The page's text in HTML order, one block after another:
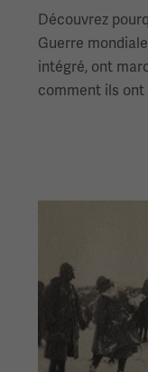
Découvrez
Guerre
intégré, ont
comment ils ont